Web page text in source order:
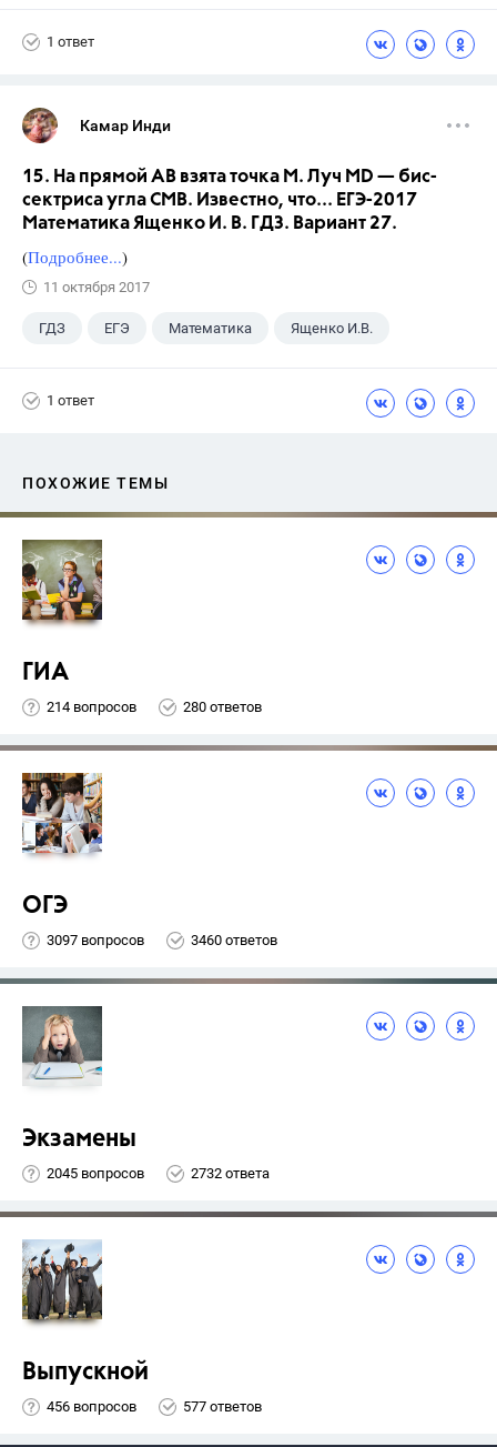
1 ответ
Камар Инди
15. На прямой АВ взята точка М. Луч MD — бис-
сектриса угла СМВ. Известно, что... ЕГЭ-2017
Математика Ященко И. В. ГДЗ. Вариант 27.
(Подробнее...)
11 октября 2017
ГДЗ ЕГЭ Математика Ященко И.В.
1 ответ
ПОХОЖИЕ ТЕМЫ
ГИА
214 вопросов 280 ответов
ОГЭ
3097 вопросов 3460 ответов
Экзамены
2045 вопросов 2732 ответа
Выпускной
456 вопросов 577 ответов